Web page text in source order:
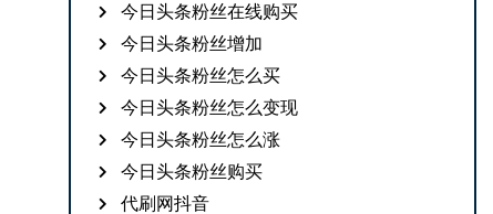
今日头条粉丝在线购买
今日头条粉丝增加
今日头条粉丝怎么买
今日头条粉丝怎么变现
今日头条粉丝怎么涨
今日头条粉丝购买
代刷网抖音